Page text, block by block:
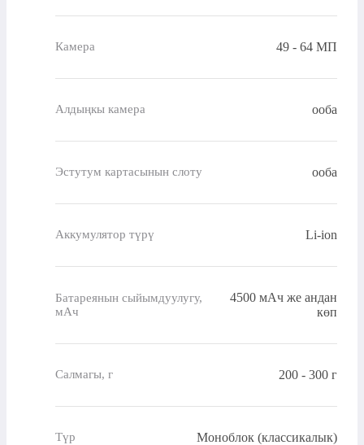
Камера 49 - 64 МП
Алдыңкы камера ооба
Эстутум картасынын слоту ооба
Аккумулятор түрү Li-ion
Батареянын сыйымдуулугу,
мАч
4500 мАч же андан
көп
Салмагы, г 200 - 300 г
Түр Моноблок (классикалык)